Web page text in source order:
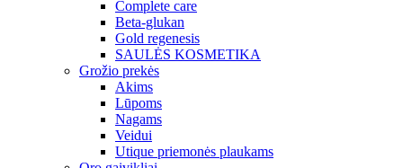
Complete care
Beta-glukan
Gold regenesis
SAULĖS KOSMETIKA
Grožio prekės
Akims
Lūpoms
Nagams
Veidui
Utique priemonės plaukams